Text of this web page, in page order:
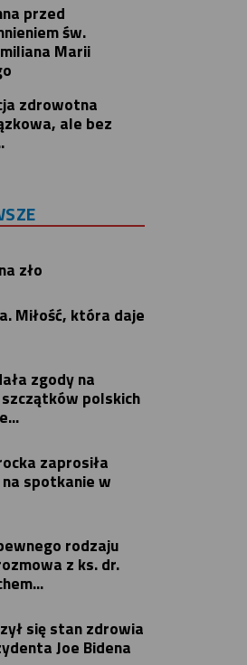
przed
św.
Marii
zdrowotna
ale bez
zło
Miłość, która daje
zgody na
polskich
zaprosiła
spotkanie w
rodzaju
z ks. dr.
się stan zdrowia
Joe Bidena